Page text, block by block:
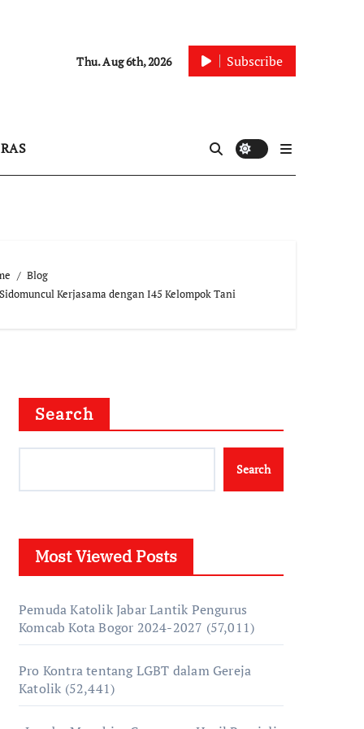
Thu. Aug 6th, 2026 Subscribe
Blog
Sidomuncul Kerjasama dengan I45 Kelompok Tani
Search
Search
Most Viewed Posts
Pemuda Katolik Jabar Lantik Pengurus
Komcab Kota Bogor 2024-2027 (57,011)
Pro Kontra tentang LGBT dalam Gereja
Katolik (52,441)